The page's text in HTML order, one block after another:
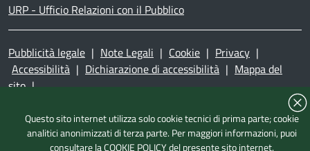
URP - Ufficio Relazioni con il Pubblico
Pubblicità legale | Note Legali | Cookie | Privacy |
Accessibilità | Dichiarazione di accessibilità | Mappa del
sito |
Questo sito internet utilizza solo cookie tecnici di prima parte; cookie
analitici anonimizzati di terza parte. Per maggiori informazioni, puoi
consultare laCOOKIE POLICYdel presente sito internet.